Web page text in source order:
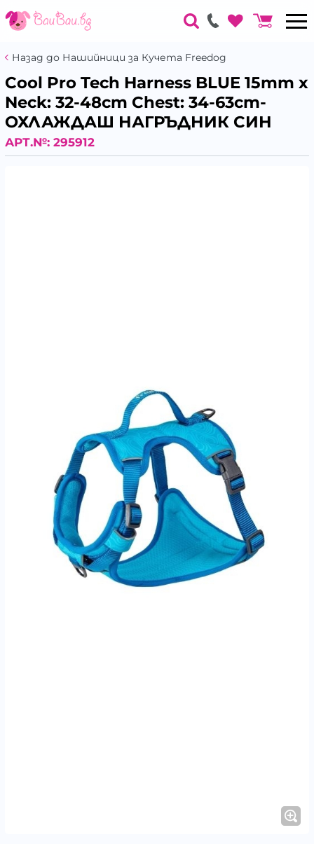
Назад до Нашийници за Кучета Freedog
Cool Pro Tech Harness BLUE 15mm x
Neck: 32-48cm Chest: 34-63cm-
ОХЛАЖДАШ НАГРЪДНИК СИН
АРТ.№: 295912